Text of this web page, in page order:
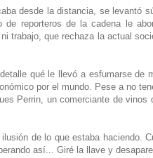
desde la distancia, se levantó
reporteros de la cadena le
que rechaza la actual
qué le llevó a esfumarse de
por el mundo. Pese a no
Perrin, un comerciante de
de lo que estaba haciendo.
así... Giré la llave y